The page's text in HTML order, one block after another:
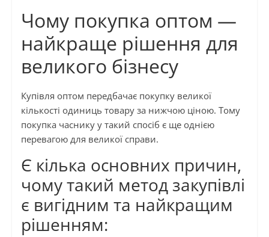
Чому покупка оптом —
найкраще рішення для
великого бізнесу
Купівля оптом передбачає покупку великої
кількості одиниць товару за нижчою ціною. Тому
покупка часнику у такий спосіб є ще однією
перевагою для великої справи.
Є кілька основних причин,
чому такий метод закупівлі
є вигідним та найкращим
рішенням: